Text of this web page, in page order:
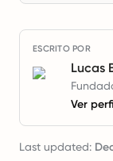
ESCRITO POR
Lucas
Ver
Last updated: